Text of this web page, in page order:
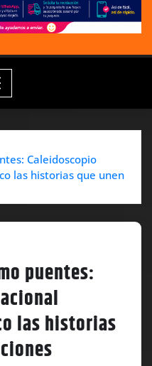
Caleidoscopio
las historias que unen
puentes:
las historias